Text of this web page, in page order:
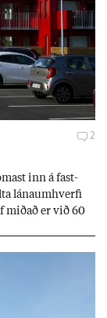
2
inn á fast­
lánaum­hverfi
mið­að er við 60